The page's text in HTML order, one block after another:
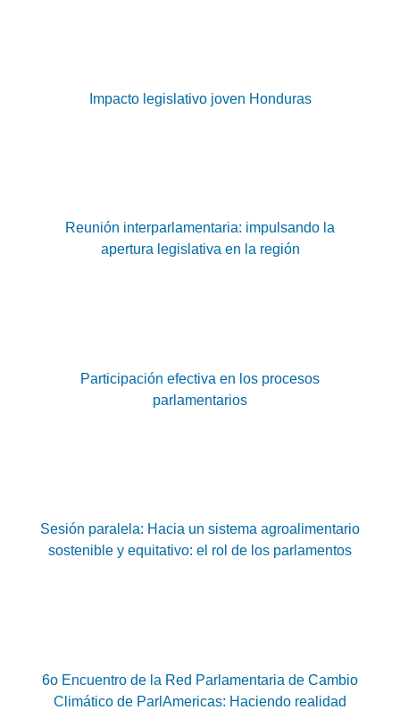
Impacto legislativo joven Honduras
Reunión interparlamentaria: impulsando la
apertura legislativa en la región
Participación efectiva en los procesos
parlamentarios
Sesión paralela: Hacia un sistema agroalimentario
sostenible y equitativo: el rol de los parlamentos
6o Encuentro de la Red Parlamentaria de Cambio
Climático de ParlAmericas: Haciendo realidad